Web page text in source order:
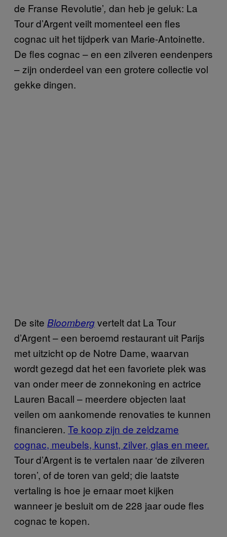
de Franse Revolutie’, dan heb je geluk: La
Tour d’Argent veilt momenteel een fles
cognac uit het tijdperk van Marie-Antoinette.
De fles cognac – en een zilveren eendenpers
– zijn onderdeel van een grotere collectie vol
gekke dingen.
De site Bloombergvertelt dat La Tour
d’Argent – een beroemd restaurant uit Parijs
met uitzicht op de Notre Dame, waarvan
wordt gezegd dat het een favoriete plek was
van onder meer de zonnekoning en actrice
Lauren Bacall – meerdere objecten laat
veilen om aankomende renovaties te kunnen
financieren. Te koop zijn de zeldzame
cognac, meubels, kunst, zilver, glas en meer.
Tour d’Argent is te vertalen naar ‘de zilveren
toren’, of de toren van geld; die laatste
vertaling is hoe je ernaar moet kijken
wanneer je besluit om de 228 jaar oude fles
cognac te kopen.